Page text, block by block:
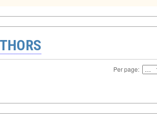
Per page: